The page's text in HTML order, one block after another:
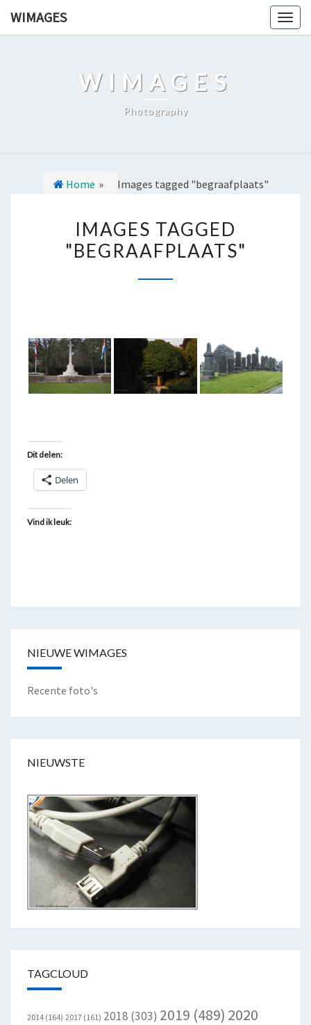
GaWIMAGES
WIMAGES
Photography
Home » Images tagged "begraafplaats"
M
A
A
G
G
L
A
IMAGES TAGGED
"BEGRAAFPLAATS"
Dit delen:
Delen
Vind ik leuk:
NIEUWE WIMAGES
Recente foto's
NIEUWSTE
TAGCLOUD
2014 (164) 2017 (161) 2018 (303) 2019 (489) 2020